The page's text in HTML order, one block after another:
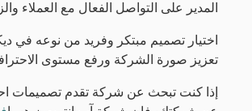
المدير على التواصل الفعال مع العملاء
اختيار تصميم مبتكر وفريد من نوعه في
تعزيز صورة الشركة ورفع مستوى
إذا كنت تبحث عن شركة تقدم تصميمات